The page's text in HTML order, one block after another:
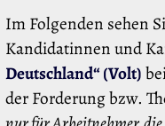
Im Folgenden sehen
Kandidatinnen und
Deutschland“ (Volt)
der Forderung bzw.